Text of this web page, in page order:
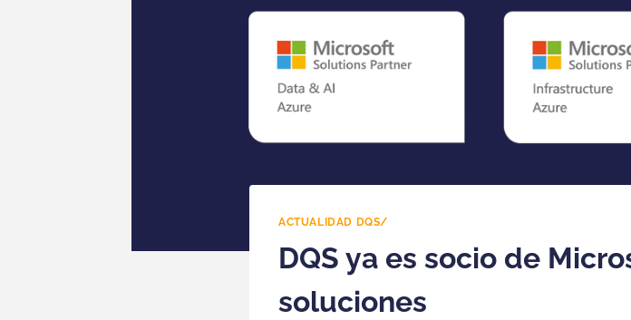
ACTUALIDAD DQS/
DQS ya es socio de
soluciones